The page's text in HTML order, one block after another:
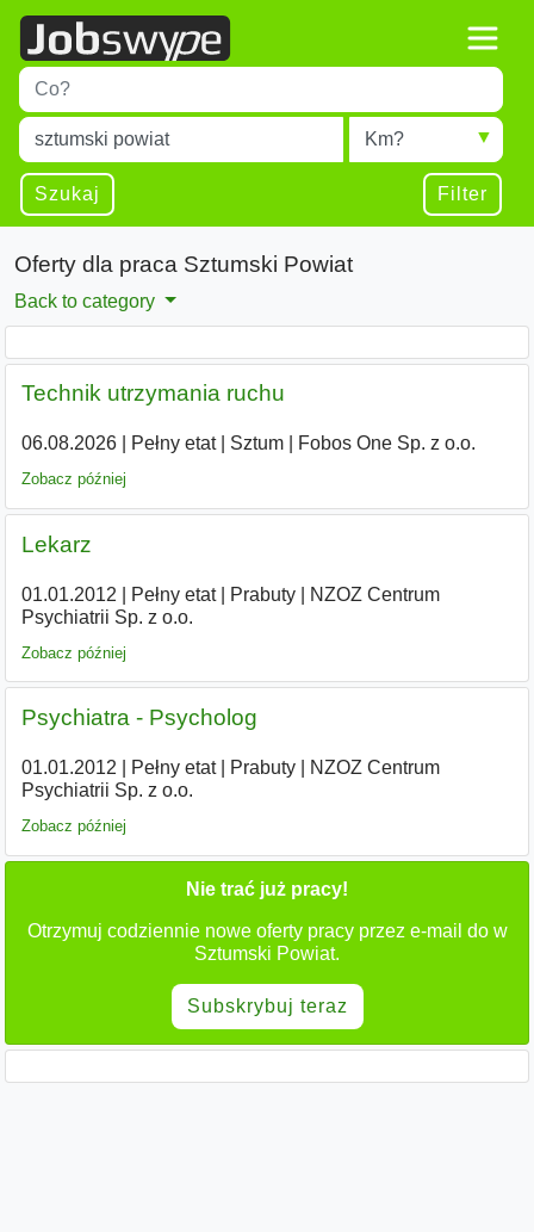
Title
Type 1 or more characters for results.
Miejscowość
Type 1 or more characters for results.
Radius
Szukaj Filter
Oferty dla praca Sztumski Powiat
Back to category
Technik utrzymania ruchu
06.08.2026| Pełny etat| Sztum| Fobos One Sp. z o.o.
Zobacz później
Lekarz
01.01.2012 Pełny etat| Prabuty|
NZOZ Centrum
Psychiatrii Sp. z o.o.
Zobacz później
Psychiatra - Psycholog
01.01.2012 Pełny etat| Prabuty|
NZOZ Centrum
Psychiatrii Sp. z o.o.
Zobacz później
Nie trać już pracy!
Otrzymuj codziennie nowe oferty pracy przez e-mail do w
Sztumski Powiat.
Subskrybuj teraz